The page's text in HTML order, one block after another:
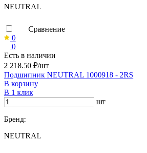
NEUTRAL
Сравнение
0
0
Есть в наличии
2 218.50 ₽/шт
Подшипник NEUTRAL 1000918 - 2RS
В корзину
В 1 клик
шт
Бренд:
NEUTRAL